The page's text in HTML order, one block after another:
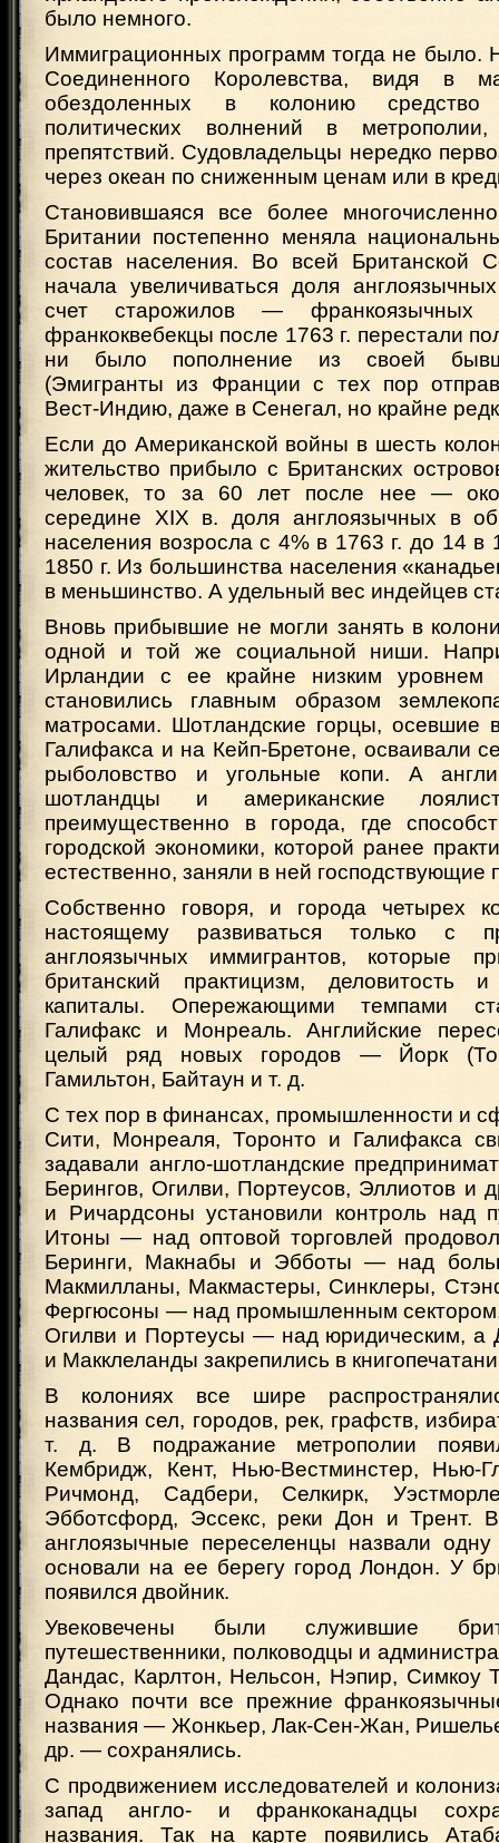
было немного.
Иммиграционных программ тогда не было.
Соединенного Королевства, видя в
обездоленных в колонию средство
политических волнений в
препятствий. Судовладельцы нередко
через океан по сниженным ценам или в
Становившаяся все более
Британии постепенно меняла
состав населения. Во всей Британской
начала увеличиваться доля
счет старожилов — франкоязычных
франкоквебекцы после 1763 г. перестали
ни было пополнение из своей
(Эмигранты из Франции с тех пор
Вест-Индию, даже в Сенегал, но крайне
Если до Американской войны в шесть
жительство прибыло с Британских
человек, то за 60 лет после нее —
середине XIX в. доля англоязычных в
населения возросла с 4% в 1763 г. до 14
1850 г. Из большинства населения
в меньшинство. А удельный вес индейцев
Вновь прибывшие не могли занять в
одной и той же социальной ниши.
Ирландии с ее крайне низким уровнем
становились главным образом
матросами. Шотландские горцы, осевшие
Галифакса и на Кейп-Бретоне, осваивали
рыболовство и угольные копи. А
шотландцы и американские
преимущественно в города, где
городской экономики, которой ранее
естественно, заняли в ней господствующие
Собственно говоря, и города четырех
настоящему развиваться только с
англоязычных иммигрантов, которые
британский практицизм, деловитость
капиталы. Опережающими темпами
Галифакс и Монреаль. Английские
целый ряд новых городов — Йорк
Гамильтон, Байтаун и т. д.
С тех пор в финансах, промышленности и
Сити, Монреаля, Торонто и Галифакса
задавали англо-шотландские
Берингов, Огилви, Портеусов, Эллиотов и
и Ричардсоны установили контроль над
Итоны — над оптовой торговлей
Беринги, Макнабы и Эбботы — над
Макмилланы, Макмастеры, Синклеры,
Фергюсоны — над промышленным
Огилви и Портеусы — над юридическим, а
и Макклеланды закрепились в
В колониях все шире
названия сел, городов, рек, графств,
т. д. В подражание метрополии
Кембридж, Кент, Нью-Вестминстер, Нью-
Ричмонд, Садбери, Селкирк,
Эбботсфорд, Эссекс, реки Дон и Трент.
англоязычные переселенцы назвали
основали на ее берегу город Лондон. У
появился двойник.
Увековечены были служившие
путешественники, полководцы и
Дандас, Карлтон, Нельсон, Нэпир, Симкоу
Однако почти все прежние
названия — Жонкьер, Лак-Сен-Жан,
др. — сохранялись.
С продвижением исследователей и
запад англо- и франкоканадцы
названия. Так на карте появились